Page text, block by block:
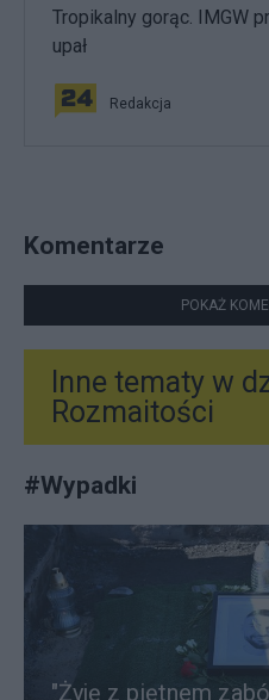
Tropikalny gorąc. IMGW
upał
Redakcja
Komentarze
POKAŻ
Inne tematy w
Rozmaitości
#Wypadki
"Żyję z piętnem